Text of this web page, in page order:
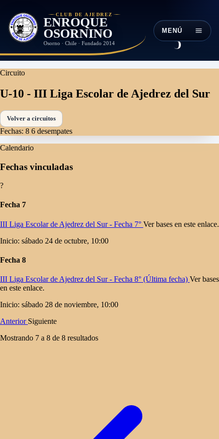
CLUB DE AJEDREZ
ENROQUE
OSORNINO
Osorno · Chile · Fundado 2014
MENÚ
Circuito
U-10 - III Liga Escolar de Ajedrez del Sur
Volver a circuitos
Fechas: 8 6 desempates
Calendario
Fechas vinculadas
?
Fecha 7
III Liga Escolar de Ajedrez del Sur - Fecha 7° Ver bases en este enlace.
Inicio: sábado 24 de octubre, 10:00
Fecha 8
III Liga Escolar de Ajedrez del Sur - Fecha 8° (Última fecha) Ver bases
en este enlace.
Inicio: sábado 28 de noviembre, 10:00
Anterior Siguiente
Mostrando 7 a 8 de 8 resultados